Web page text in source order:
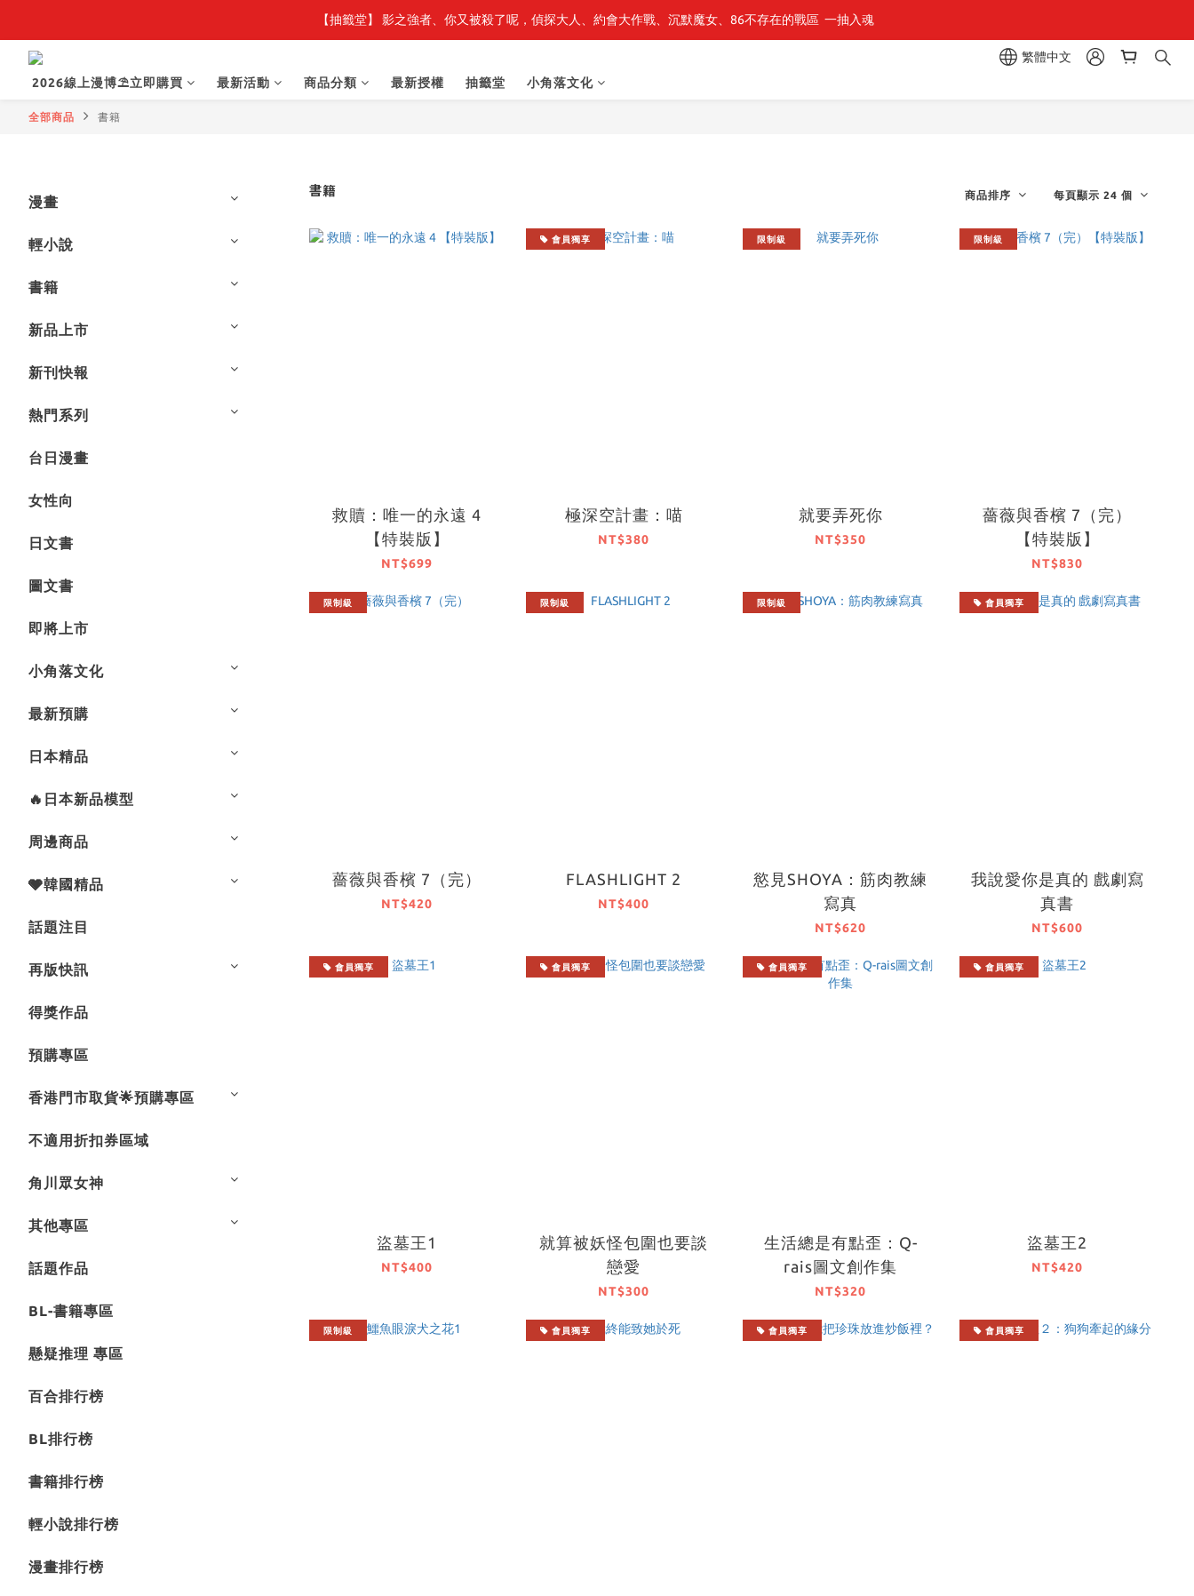
最新開賣🔥「全知讀者視角」 周邊商品
【抽籤堂】 影之強者、你又被殺了呢，偵探大人、約會大作戰、沉默魔女、86不存在的戰區  一抽入魂
繁體中文
2026線上漫博⛱️立即購買
最新活動 商品分類 最新授權 抽籤堂 小角落文化
全部商品 書籍
漫畫
輕小說
書籍
新品上市
新刊快報
熱門系列
台日漫畫
女性向
日文書
圖文書
即將上市
小角落文化
最新預購
日本精品
🔥日本新品模型
周邊商品
🩶韓國精品
話題注目
再版快訊
得獎作品
預購專區
香港門市取貨🌟預購專區
不適用折扣券區域
角川眾女神
其他專區
話題作品
BL-書籍專區
懸疑推理 專區
百合排行榜
BL排行榜
書籍排行榜
輕小說排行榜
漫畫排行榜
書籍 商品排序 每頁顯示 24 個
救贖：唯一的永遠 4
【特裝版】
NT$699
會員獨享
極深空計畫：喵
NT$380
限制級
就要弄死你
NT$350
限制級
薔薇與香檳 7（完）
【特裝版】
NT$830
限制級
薔薇與香檳 7（完）
NT$420
限制級
FLASHLIGHT 2
NT$400
限制級
慾見SHOYA：筋肉教練
寫真
NT$620
會員獨享
我說愛你是真的 戲劇寫
真書
NT$600
會員獨享
盜墓王1
NT$400
會員獨享
就算被妖怪包圍也要談
戀愛
NT$300
會員獨享
生活總是有點歪：Q-
rais圖文創作集
NT$320
會員獨享
盜墓王2
NT$420
限制級 會員獨享 會員獨享 會員獨享